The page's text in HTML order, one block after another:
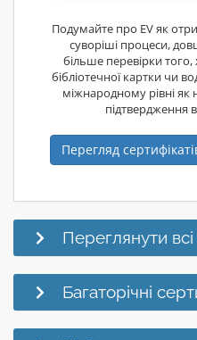
Подумайте про EV як
суворіші процеси,
більше перевірки
бібліотечної картки чи
міжнародному рівні як
підтвердження
Перегляд
Переглянути
Багаторічні